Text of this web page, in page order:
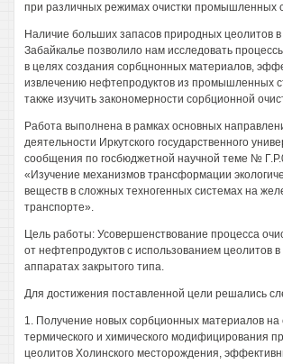
при различных режимах очистки промышленных
Наличие больших запасов природных цеолитов
Забайкалье позволило нам исследовать
в целях создания сорбцнонных материалов,
извлечению нефтепродуктов из промышленных
также изучить закономерности сорбционной
Работа выполнена в рамках основных
деятельности Иркутского государственного
сообщения по госбюджетной научной теме №
«Изучение механизмов трансформации
веществ в сложных техногенных системах на
транспорте».
Цель работы: Усовершенствование процесса
от нефтепродуктов с использованием цеолитов
аппаратах закрытого типа.
Для достижения поставленной цели решались
1. Получение новых сорбционных материалов на
термического и химического модифицирования
цеолитов Холинского месторождения,